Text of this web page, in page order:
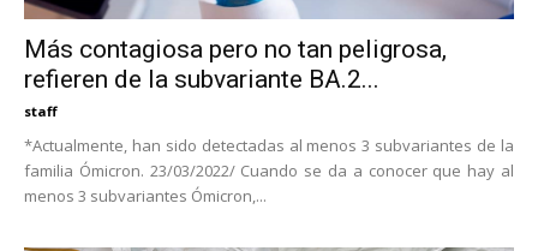
Más contagiosa pero no tan peligrosa,
refieren de la subvariante BA.2...
staff
*Actualmente, han sido detectadas al menos 3 subvariantes de la
familia Ómicron. 23/03/2022/ Cuando se da a conocer que hay al
menos 3 subvariantes Ómicron,...